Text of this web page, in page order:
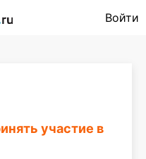
Войти
участие в